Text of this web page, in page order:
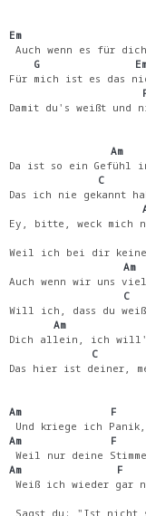
Em
Auch wenn es für
G
Für mich ist es das
Damit du's weißt
Am
Da ist so ein Gefühl
C
Das ich nie gekannt
Ey, bitte, weck mich
Weil ich bei dir
Am
Auch wenn wir uns
C
Will ich, dass du
Am
Dich allein, ich will's
C
Das hier ist deiner,
Am              F
Und kriege ich
Am              F
Weil nur deine
Am               F
Weiß ich wieder gar
Sagst du: "Ist nicht